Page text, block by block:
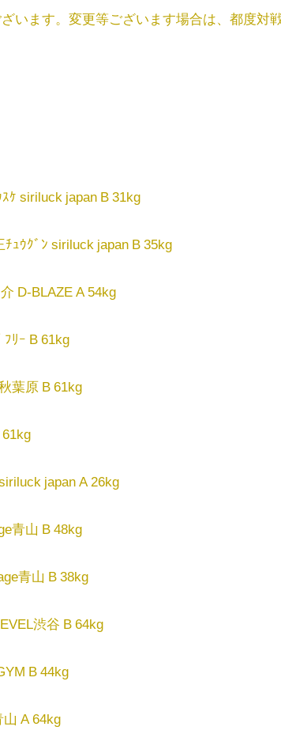
います。変更等ございます場合は、都度対
ｹ siriluck japan B 31kg
ﾁｭｳｸﾞﾝ siriluck japan B 35kg
D-BLAZE A 54kg
ﾌﾘｰ B 61kg
葉原 B 61kg
japan A 26kg
青山 B 48kg
青山 B 38kg
渋谷 B 64kg
B 44kg
山 A 64kg